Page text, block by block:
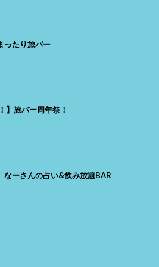
ったり旅バー
】旅バー周年祭！
なーさんの占い&飲み放題BAR